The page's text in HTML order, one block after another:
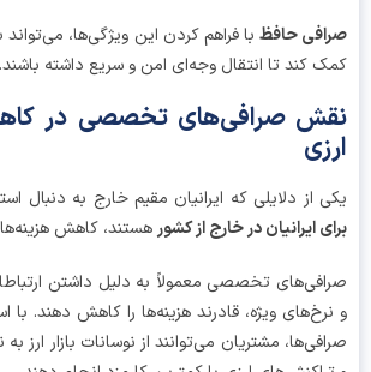
حافظبا فراهم کردن این ویژگی‌ها، می‌تواند به
کند تا انتقال وجه‌ای امن و سریع داشته باشند.
صرافی‌های تخصصی در کاهش
از دلایلی که ایرانیان مقیم خارج به دنبال استفاده
ایرانیان در خارج از کشورهستند، کاهش هزینه‌های
تخصصی معمولاً به دلیل داشتن ارتباطات
ویژه، قادرند هزینه‌ها را کاهش دهند. با
مشتریان می‌توانند از نوسانات بازار ارز به نفع